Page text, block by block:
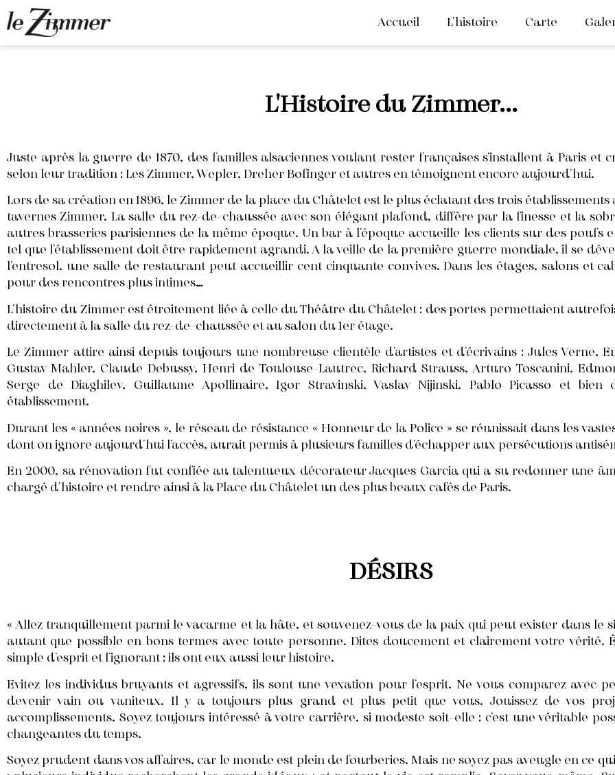
Accueil L’histoire Carte
L'Histoire du Zimmer...
Juste après la guerre de 1870, des familles alsaciennes voulant rester françaises s’installent à Paris et
selon leur tradition : Les Zimmer, Wepler, Dreher Bofinger et autres en témoignent encore aujourd’hui.
Lors de sa création en 1896, le Zimmer de la place du Châtelet est le plus éclatant des trois
tavernes Zimmer. La salle du rez-de-chaussée avec son élégant plafond, diffère par la finesse et la
autres brasseries parisiennes de la même époque. Un bar à l’époque accueille les clients sur des poufs
tel que l’établissement doit être rapidement agrandi. A la veille de la première guerre mondiale, il se
l’entresol, une salle de restaurant peut accueillir cent cinquante convives. Dans les étages, salons et
pour des rencontres plus intimes…
L’histoire du Zimmer est étroitement liée à celle du Théâtre du Châtelet : des portes permettaient
directement à la salle du rez-de-chaussée et au salon du 1er étage.
Le Zimmer attire ainsi depuis toujours une nombreuse clientèle d’artistes et d’écrivains : Jules Verne,
Gustav Mahler, Claude Debussy, Henri de Toulouse-Lautrec, Richard Strauss, Arturo Toscanini,
Serge de Diaghilev, Guillaume Apollinaire, Igor Stravinski, Vaslav Nijinski, Pablo Picasso et bien
établissement.
Durant les « années noires », le réseau de résistance « Honneur de la Police » se réunissait dans les
dont on ignore aujourd’hui l’accès, aurait permis à plusieurs familles d’échapper aux persécutions
En 2000, sa rénovation fut confiée au talentueux décorateur Jacques Garcia qui a su redonner une
chargé d’histoire et rendre ainsi à la Place du Châtelet un des plus beaux cafés de Paris.
DÉSIRS
« Allez tranquillement parmi le vacarme et la hâte, et souvenez-vous de la paix qui peut exister dans le
autant que possible en bons termes avec toute personne. Dites doucement et clairement votre vérité.
simple d’esprit et l’ignorant ; ils ont eux aussi leur histoire.
Evitez les individus bruyants et agressifs, ils sont une vexation pour l’esprit. Ne vous comparez avec
devenir vain ou vaniteux. Il y a toujours plus grand et plus petit que vous. Jouissez de vos
accomplissements. Soyez toujours intéressé à votre carrière, si modeste soit-elle ; c’est une véritable
changeantes du temps.
Soyez prudent dans vos affaires, car le monde est plein de fourberies. Mais ne soyez pas aveugle en ce